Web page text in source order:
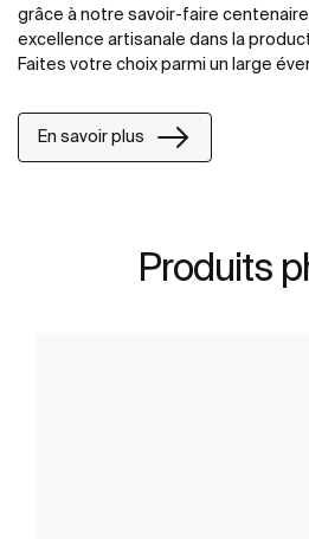
grâce à notre savoir-faire
excellence artisanale dans la
Faites votre choix parmi un large
cuvette In-Tank avec réservoir
En savoir plus
Produits